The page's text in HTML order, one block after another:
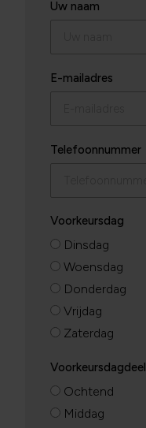
Uw naam
E-mailadres
Telefoonnummer
Voorkeursdag
Dinsdag
Woensdag
Donderdag
Vrijdag
Zaterdag
Voorkeursdagdeel
Ochtend
Middag